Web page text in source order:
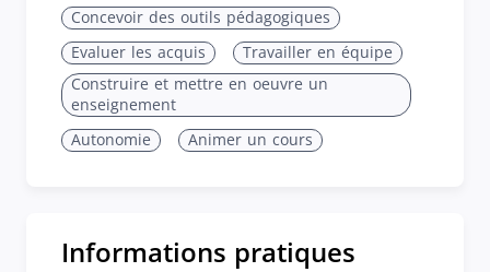
Concevoir des outils pédagogiques
Evaluer les acquis
Travailler en équipe
Construire et mettre en oeuvre un
enseignement
Autonomie
Animer un cours
Informations pratiques